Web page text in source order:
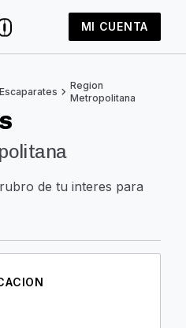
MI CUENTA
Escaparates chevron_right Region
Metropolitana
de tu interes para